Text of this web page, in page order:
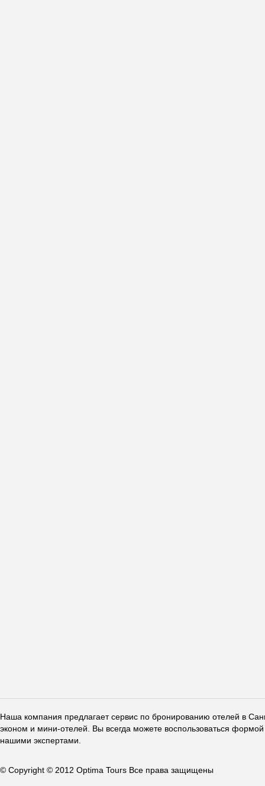
Наша компания предлагает сервис по бронированию отелей в
эконом и мини-отелей. Вы всегда можете воспользоваться
нашими экспертами.
© Copyright © 2012 Optima Tours Все права защищены